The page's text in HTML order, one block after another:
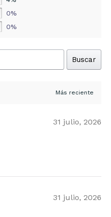
0%
0%
Buscar
31 julio, 2026
31 julio, 2026